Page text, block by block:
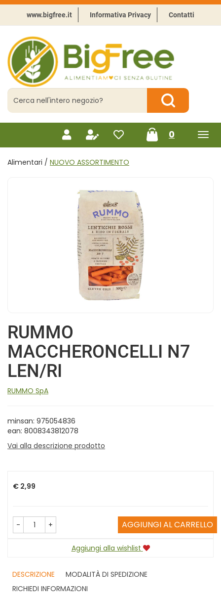
Passa
contenuto
principale
www.bigfree.it Informativa Privacy Contatti
BigFree
-
Punto
celiachia
Cerca
Prodotto
Cerca Prodotto
0prodotti
inseriti
Alimentari / NUOVO ASSORTIMENTO
RUMMO
MACCHERONCELLI N7
LEN/RI
RUMMO SpA
minsan: 975054836
ean: 8008343812078
Vai alla descrizione prodotto
Prezzo
€ 2,99
- + AGGIUNGI AL CARRELLO
Aggiungi alla wishlist
DESCRIZIONE
MODALITÀ DI SPEDIZIONE
RICHIEDI INFORMAZIONI